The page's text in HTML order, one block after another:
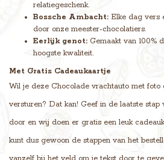
relatiegeschenk.
Bossche Ambacht: Elke dag vers
door onze meester-chocolatiers.
Eerlijk genot: Gemaakt van 100%
hoogste kwaliteit.
Met Gratis Cadeaukaartje
Wil je deze Chocolade vrachtauto met foto
versturen? Dat kan! Geef in de laatste stap
door en wij doen er gratis een leuk
kunt dus gewoon de stappen van het